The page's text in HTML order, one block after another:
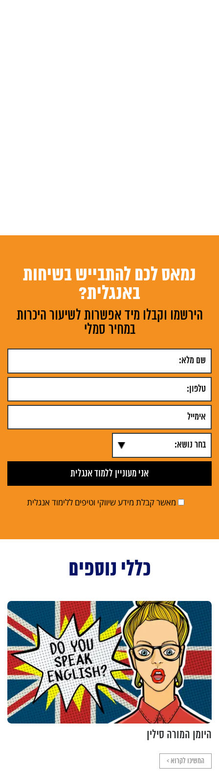
נמאס לכם להתבייש בשיחות
באנגלית?
הירשמו וקבלו מיד אפשרות לשיעור היכרות
במחיר סמלי
מאשר קבלת מידע שיווקי וטיפים ללימוד אנגלית
כללי נוספים
היומן המורה סילין
המשיכו לקרוא >